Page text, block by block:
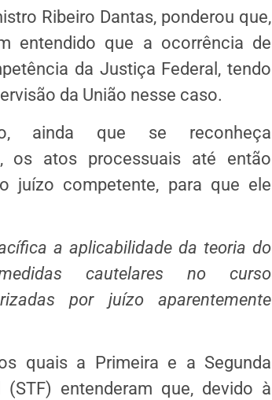
Ribeiro Dantas, ponderou que,
entendido que a ocorrência de
da Justiça Federal, tendo
da União nesse caso.
ainda que se reconheça
os atos processuais até então
juízo competente, para que ele
a aplicabilidade da teoria do
cautelares no curso
por juízo aparentemente
quais a Primeira e a Segunda
entenderam que, devido à